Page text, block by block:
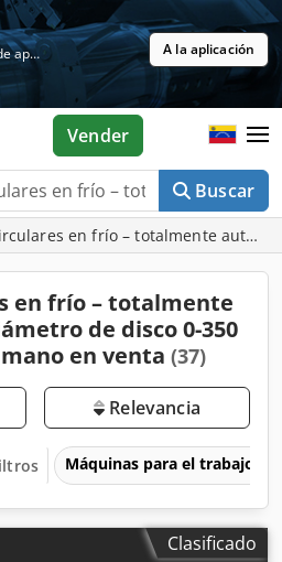
Gratis en la tienda de aplicaciones A la aplicación
Buscar
Vender
en frío – totalmente
en frío – totalmente
de disco 0-350
en venta (37)
Relevancia
Máquinas para el trabajo
Clasificado